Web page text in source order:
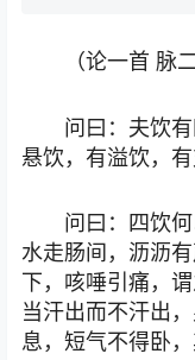
（论一首 脉
问曰：夫饮
悬饮，有溢饮，有
问曰：四饮
水走肠间，沥沥
下，咳唾引痛，
当汗出而不汗出
息，短气不得卧